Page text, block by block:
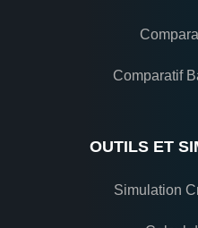
Comparatif
OUTILS ET
Simulation